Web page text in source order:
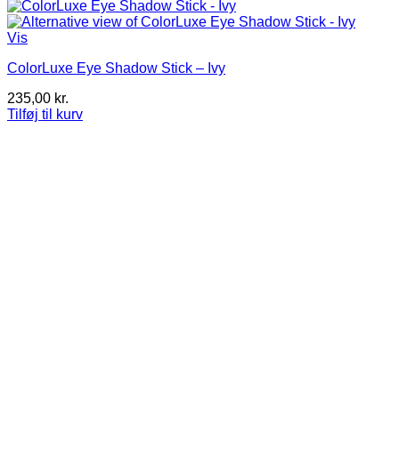
Vis
ColorLuxe Eye Shadow Stick – Ivy
235,00 kr.
Tilføj til kurv